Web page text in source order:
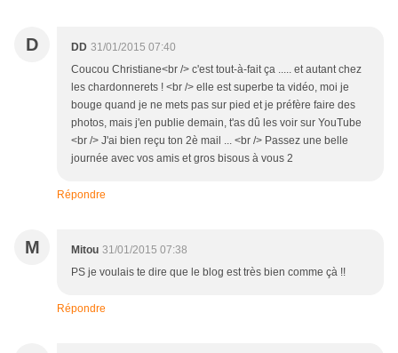
D DD 31/01/2015 07:40
Coucou Christiane<br /> c'est tout-à-fait ça ..... et autant chez
les chardonnerets ! <br /> elle est superbe ta vidéo, moi je
bouge quand je ne mets pas sur pied et je préfère faire des
photos, mais j'en publie demain, t'as dû les voir sur YouTube
<br /> J'ai bien reçu ton 2è mail ... <br /> Passez une belle
journée avec vos amis et gros bisous à vous 2
Répondre
M Mitou 31/01/2015 07:38
PS je voulais te dire que le blog est très bien comme çà !!
Répondre